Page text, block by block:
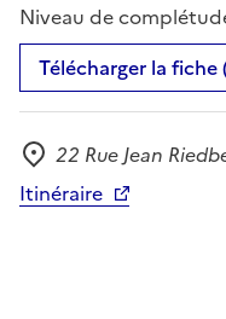
Niveau de
Télécharger la fiche
Adresse
22 Rue Jean
Itinéraire